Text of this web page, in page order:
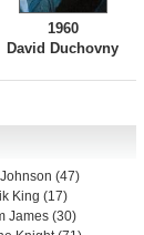
1960
David Duchovny
(47)
King (17)
James (30)